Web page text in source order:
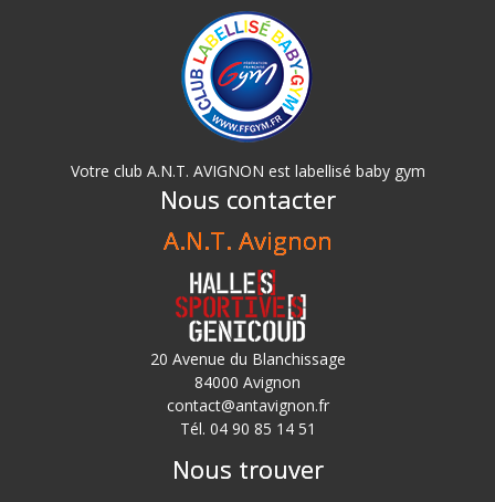
Votre club A.N.T. AVIGNON est labellisé baby gym
Nous contacter
A.N.T. Avignon
20 Avenue du Blanchissage
84000 Avignon
contact@antavignon.fr
Tél. 04 90 85 14 51
Nous trouver